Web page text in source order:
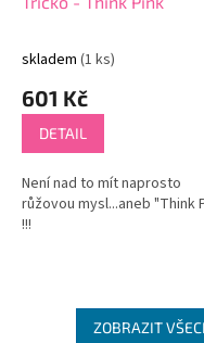
skladem (1 ks)
601 Kč
DETAIL
Není nad to mít naprosto
růžovou mysl...aneb "Think
!!!
ZOBRAZIT